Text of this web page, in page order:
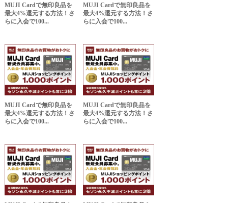
MUJI Cardで無印良品を
最大4%還元する方法！さ
らに入会で100...
MUJI Cardで無印良品を
最大4%還元する方法！さ
らに入会で100...
MUJI Cardで無印良品を
最大4%還元する方法！さ
らに入会で100...
MUJI Cardで無印良品を
最大4%還元する方法！さ
らに入会で100...